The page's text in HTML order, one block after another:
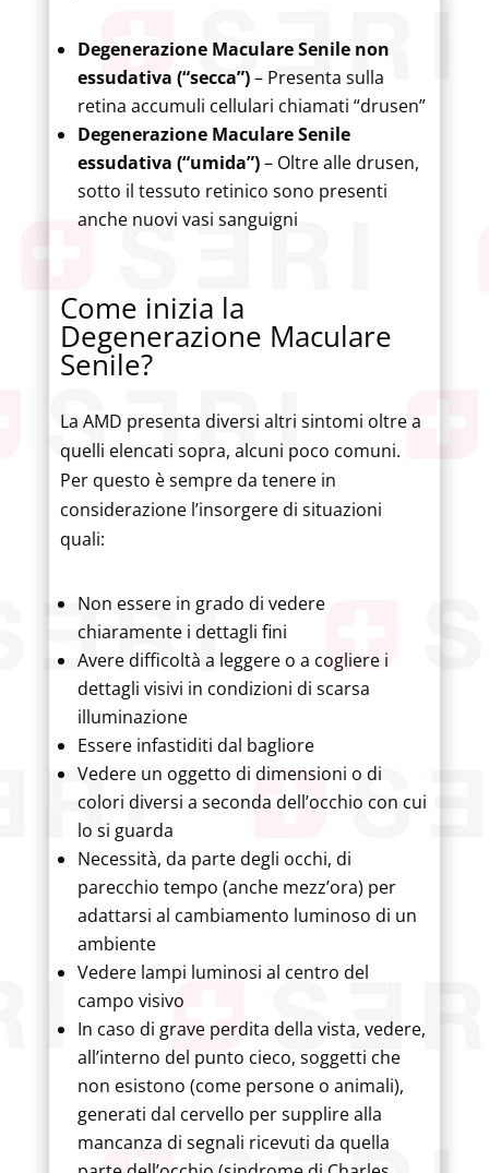
Degenerazione Maculare Senile non
essudativa (“secca”)– Presenta sulla
retina accumuli cellulari chiamati “drusen”
Degenerazione Maculare Senile
essudativa (“umida”)– Oltre alle drusen,
sotto il tessuto retinico sono presenti
anche nuovi vasi sanguigni
Come inizia la
Degenerazione Maculare
Senile?
La AMD presenta diversi altri sintomi oltre a
quelli elencati sopra, alcuni poco comuni.
Per questo è sempre da tenere in
considerazione l’insorgere di situazioni
quali:
Non essere in grado di vedere
chiaramente i dettagli fini
Avere difficoltà a leggere o a cogliere i
dettagli visivi in condizioni di scarsa
illuminazione
Essere infastiditi dal bagliore
Vedere un oggetto di dimensioni o di
colori diversi a seconda dell’occhio con cui
lo si guarda
Necessità, da parte degli occhi, di
parecchio tempo (anche mezz’ora) per
adattarsi al cambiamento luminoso di un
ambiente
Vedere lampi luminosi al centro del
campo visivo
In caso di grave perdita della vista, vedere,
all’interno del punto cieco, soggetti che
non esistono (come persone o animali),
generati dal cervello per supplire alla
mancanza di segnali ricevuti da quella